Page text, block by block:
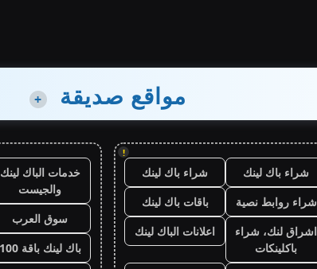
مواقع صديقة +
!
شراء باك لينك
شراء باك لينك
شراء روابط نصية
باقات باك لينك
اشراق لنك، شراء
باكلينكات
اعلانات الباك لينك
خدمات الباك لينك
والجيست
سوق العرب
باك لينك باقة 100